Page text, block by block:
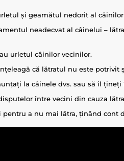
și geamătul nedorit al
neadecvat al câinelui –
urletul câinilor vecinilor.
că lătratul nu este potrivit
la câinele dvs. sau să îl
între vecini din cauza
pentru a nu mai lătra, ținând cont